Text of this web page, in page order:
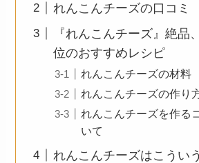
れんこんチーズの口コミ
『れんこんチーズ』絶品
位のおすすめレシピ
れんこんチーズの材料
れんこんチーズの作り
れんこんチーズを作る
いて
れんこんチーズはこうい